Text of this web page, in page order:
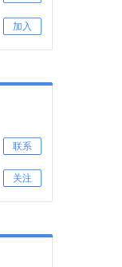
加入
联系
关注